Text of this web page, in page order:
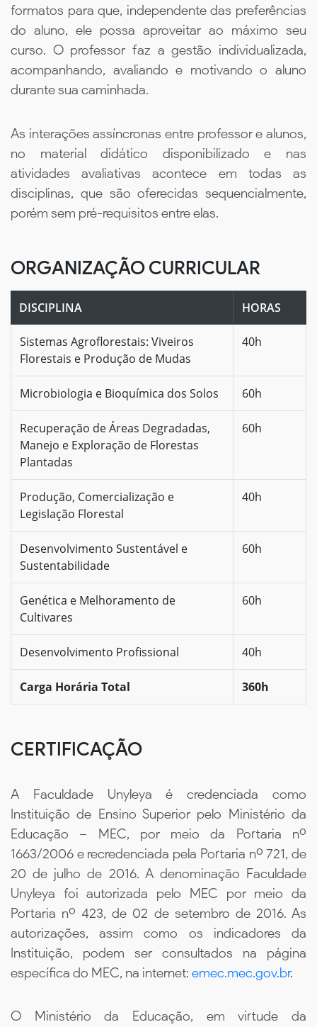
formatos para que, independente das preferências
do aluno, ele possa aproveitar ao máximo seu
curso. O professor faz a gestão individualizada,
acompanhando, avaliando e motivando o aluno
durante sua caminhada.
As interações assíncronas entre professor e alunos,
no material didático disponibilizado e nas
atividades avaliativas acontece em todas as
disciplinas, que são oferecidas sequencialmente,
porém sem pré-requisitos entre elas.
ORGANIZAÇÃO CURRICULAR
DISCIPLINA HORAS
Sistemas Agroflorestais: Viveiros
Florestais e Produção de Mudas
40h
Microbiologia e Bioquímica dos Solos 60h
Recuperação de Áreas Degradadas,
Manejo e Exploração de Florestas
Plantadas
60h
Produção, Comercialização e
Legislação Florestal
40h
Desenvolvimento Sustentável e
Sustentabilidade
60h
Genética e Melhoramento de
Cultivares
60h
Desenvolvimento Profissional 40h
Carga Horária Total 360h
CERTIFICAÇÃO
A Faculdade Unyleya é credenciada como
Instituição de Ensino Superior pelo Ministério da
Educação – MEC, por meio da Portaria nº
1663/2006 e recredenciada pela Portaria nº 721, de
20 de julho de 2016. A denominação Faculdade
Unyleya foi autorizada pelo MEC por meio da
Portaria nº 423, de 02 de setembro de 2016. As
autorizações, assim como os indicadores da
Instituição, podem ser consultados na página
específica do MEC, na internet: emec.mec.gov.br.
O Ministério da Educação, em virtude da